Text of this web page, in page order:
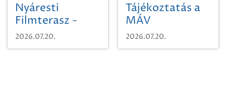
Nyáresti
Filmterasz -
Beugró a
Paradicsomba
2026.07.20.
Tájékoztatás a
MÁV
Pályaműködtetési
Zrt. Területi
2026.07.20.